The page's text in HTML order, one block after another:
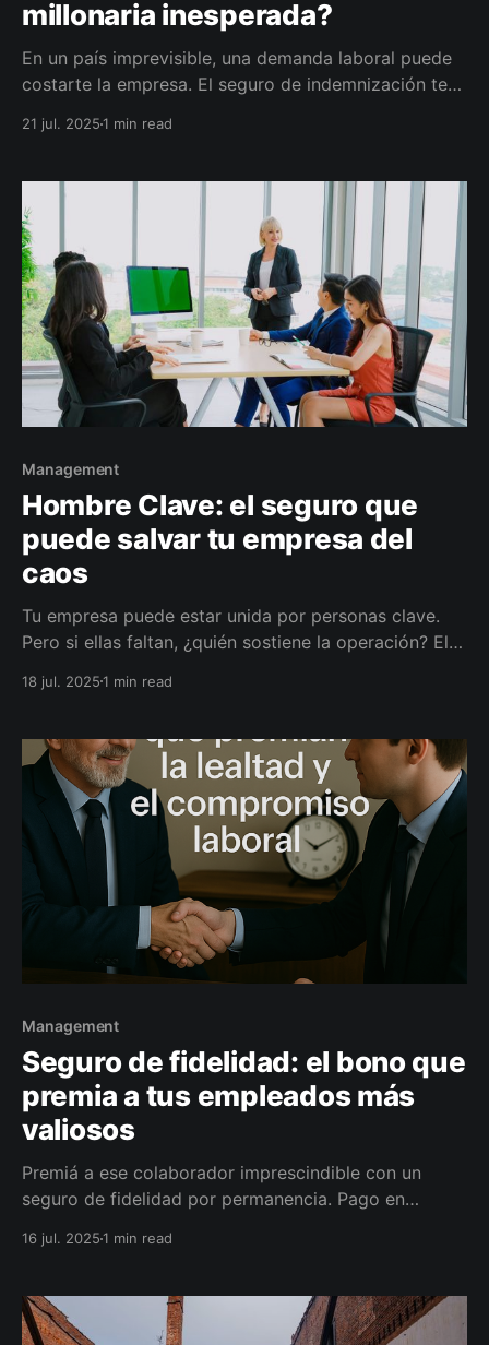
millonaria inesperada?
En un país imprevisible, una demanda laboral puede
costarte la empresa. El seguro de indemnización te
solución real, deducible y planificada.
21 jul. 20251 min read
Management
Hombre Clave: el seguro que
puede salvar tu empresa del
caos
Tu empresa puede estar unida por personas clave.
Pero si ellas faltan, ¿quién sostiene la operación? El
la empresa para sobrevivir al golpe. En Joli.vet te
18 jul. 20251 min read
Management
Seguro de fidelidad: el bono que
premia a tus empleados más
valiosos
Premiá a ese colaborador imprescindible con un
seguro de fidelidad por permanencia. Pago en
para retener talento clave. En Joli.vet te acerco esta
16 jul. 20251 min read